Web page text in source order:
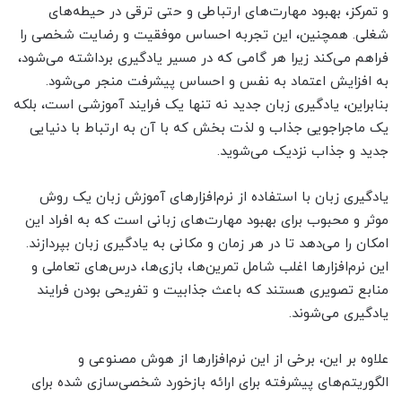
و تمرکز، بهبود مهارت‌های ارتباطی و حتی ترقی در حیطه‌های
شغلی. همچنین، این تجربه احساس موفقیت و رضایت شخصی را
فراهم می‌کند زیرا هر گامی که در مسیر یادگیری برداشته می‌شود،
به افزایش اعتماد به نفس و احساس پیشرفت منجر می‌شود.
بنابراین، یادگیری زبان جدید نه تنها یک فرایند آموزشی است، بلکه
یک ماجراجویی جذاب و لذت بخش که با آن به ارتباط با دنیایی
جدید و جذاب نزدیک می‌شوید.
یادگیری زبان با استفاده از نرم‌افزارهای آموزش زبان یک روش
موثر و محبوب برای بهبود مهارت‌های زبانی است که به افراد این
امکان را می‌دهد تا در هر زمان و مکانی به یادگیری زبان بپردازند.
این نرم‌افزارها اغلب شامل تمرین‌ها، بازی‌ها، درس‌های تعاملی و
منابع تصویری هستند که باعث جذابیت و تفریحی بودن فرایند
یادگیری می‌شوند.
علاوه بر این، برخی از این نرم‌افزارها از هوش مصنوعی و
الگوریتم‌های پیشرفته برای ارائه بازخورد شخصی‌سازی شده برای